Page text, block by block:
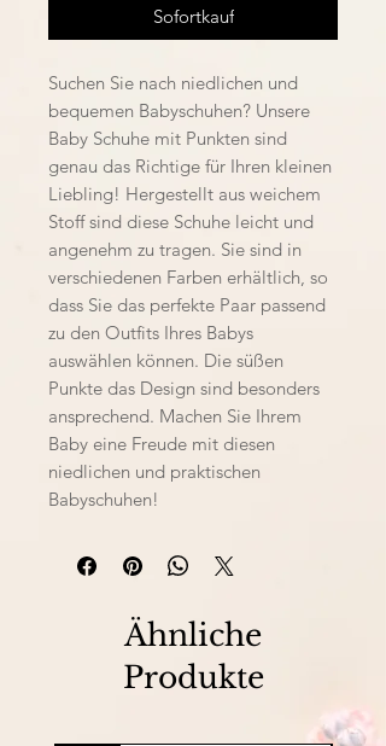
Sofortkauf
Suchen Sie nach niedlichen und
bequemen Babyschuhen? Unsere
Baby Schuhe mit Punkten sind
genau das Richtige für Ihren kleinen
Liebling! Hergestellt aus weichem
Stoff sind diese Schuhe leicht und
angenehm zu tragen. Sie sind in
verschiedenen Farben erhältlich, so
dass Sie das perfekte Paar passend
zu den Outfits Ihres Babys
auswählen können. Die süßen
Punkte das Design sind besonders
ansprechend. Machen Sie Ihrem
Baby eine Freude mit diesen
niedlichen und praktischen
Babyschuhen!
Ähnliche
Produkte